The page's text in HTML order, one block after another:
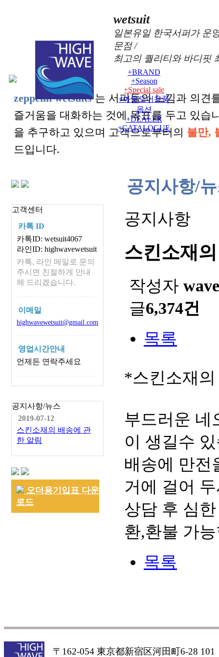
wetsuit
일본유일 한국서퍼가 운
문점 /
최고의 퀄리티와 바디핏
+BRAND
+Season
+Special sale
+아웃도어용품
옵션
+DEALER
+CATALOGUE
zeppelin wetsuits는 서퍼들의 느낌과 의견
즐거움을 대화하는 것에 목표를 두고 있
을 추구하고 있으며 고객으로부터의 불만,
드입니다.
고객센터
카톡 ID
카톡ID: wetsuit4067
라인ID: highwavewetsuit
카톡, 라인 메일로 문의
주시면 친절하게 안내
해 드리겠습니다.
이메일
highwavewetsuit@gmail.com
영업시간안내
언제든 연락주세요
공지사항/뉴스
2019-07-12
스킨소재의 배송에 관
한 알림
오더용기입표 다운
로드
공지사항/
공지사항
스킨소재
작성자 wave
글6,374건
목록
*스킨소재
부드러운 네
이 생길수
배송에 만전
거에 걸어
상담 후 심
환,환불 가
목록
〒162-054 東京都新宿区河田町6-28 101